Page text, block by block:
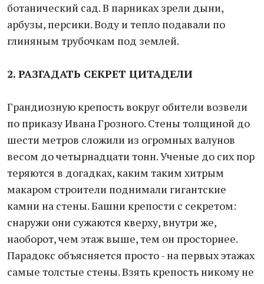
ботанический сад. В парниках зрели дыни,
арбузы, персики. Воду и тепло подавали по
глиняным трубочкам под землей.
2. РАЗГАДАТЬ СЕКРЕТ ЦИТАДЕЛИ
Грандиозную крепость вокруг обители возвели
по приказу Ивана Грозного. Стены толщиной до
шести метров сложили из огромных валунов
весом до четырнадцати тонн. Ученые до сих пор
теряются в догадках, каким таким хитрым
макаром строители поднимали гигантские
камни на стены. Башни крепости с секретом:
снаружи они сужаются кверху, внутри же,
наоборот, чем этаж выше, тем он просторнее.
Парадокс объясняется просто - на первых этажах
самые толстые стены. Взять крепость никому не